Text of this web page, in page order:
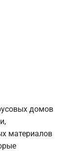
домов
материалов